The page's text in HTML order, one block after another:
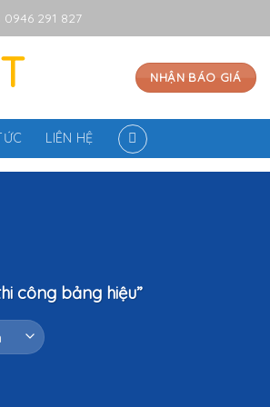
0946 291 827
NHẬN BÁO GIÁ
LIÊN HỆ
công bảng hiệu”